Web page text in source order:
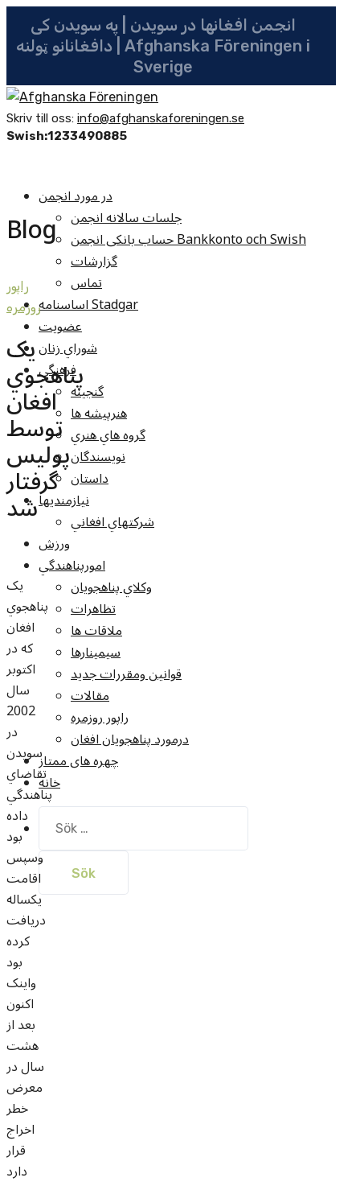
انجمن افغانها در سویدن | په سویدن کی
دافغانانو ټولنه | Afghanska Föreningen i
Sverige
Skriv till oss: info@afghanskaforeningen.se
Swish:1233490885
در مورد انجمن
جلسات سالانه انجمن
حساب بانکی انجمن Bankkonto och Swish
گزارشات
تماس
اساسنامه Stadgar
عضویت
شوراي زنان
فرهنگي
گنجينه
هنرپيشه ها
گروه هاي هنري
نويسندگان
داستان
نيازمنديها
شرکتهاي افغاني
ورزش
امورپناهندگي
وکلاي پناهجويان
تظاهرات
ملاقات ها
سيمينارها
قوانين ومقررات جديد
مقالات
راپور روزمره
درمورد پناهجويان افغان
چهره های ممتاز
خانه
efter:
Blog
راپور
روزمره
يک
پناهجوي
افغان
توسط
پوليس
گرفتار
شد
يک
پناهجوي
افغان
که در
اکتوبر
سال
2002
در
سويدن
تقاضاي
پناهندگي
داده
بود
وسپس
اقامت
يکساله
دريافت
کرده
بود
واينک
اکنون
بعد از
هشت
سال در
معرض
خطر
اخراج
قرار
دارد